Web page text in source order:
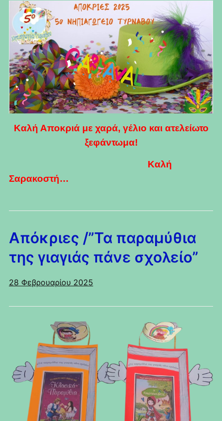
Καλή Αποκριά με χαρά, γέλιο και ατελείωτο
ξεφάντωμα!
Καλή
Σαρακοστή…
Απόκριες /”Τα παραμύθια
της γιαγιάς πάνε σχολείο”
28 Φεβρουαρίου 2025